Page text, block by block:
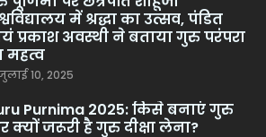
में श्रद्धा का उत्सव, पंडित
प्रकाश अवस्थी ने बताया गुरु परंपरा
महत्व
10, 2025
Purnima 2025: किसे बनाएं गुरु
क्यों जरूरी है गुरु दीक्षा लेना?